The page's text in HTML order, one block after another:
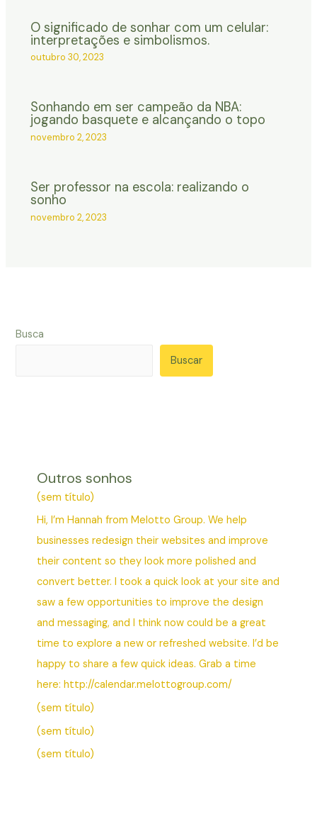
O significado de sonhar com um celular:
interpretações e simbolismos.
outubro 30, 2023
Sonhando em ser campeão da NBA:
jogando basquete e alcançando o topo
novembro 2, 2023
Ser professor na escola: realizando o
sonho
novembro 2, 2023
Busca
Buscar
Outros sonhos
(sem título)
Hi, I’m Hannah from Melotto Group. We help
businesses redesign their websites and improve
their content so they look more polished and
convert better. I took a quick look at your site and
saw a few opportunities to improve the design
and messaging, and I think now could be a great
time to explore a new or refreshed website. I’d be
happy to share a few quick ideas. Grab a time
here:⁠ http://calendar.melottogroup.com/
(sem título)
(sem título)
(sem título)